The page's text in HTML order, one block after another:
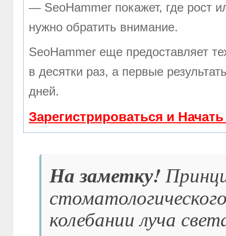
— SeoHammer покажет, где рост
нужно обратить внимание.
SeoHammer еще предоставляет
в десятки раз, а первые
дней.
Зарегистрироваться и
На заметку!
колебании луча